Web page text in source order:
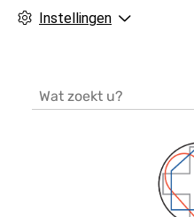
Instellingen